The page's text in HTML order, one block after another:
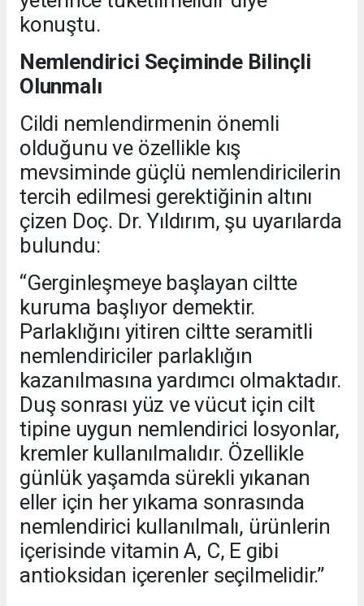
konuştu.
Nemlendirici Seçiminde Bilinçli
Olunmalı
Cildi nemlendirmenin önemli
olduğunu ve özellikle kış
mevsiminde güçlü nemlendiricilerin
tercih edilmesi gerektiğinin altını
çizen Doç. Dr. Yıldırım, şu uyarılarda
bulundu:
“Gerginleşmeye başlayan ciltte
kuruma başlıyor demektir.
Parlaklığını yitiren ciltte seramitli
nemlendiriciler parlaklığın
kazanılmasına yardımcı olmaktadır.
Duş sonrası yüz ve vücut için cilt
tipine uygun nemlendirici losyonlar,
kremler kullanılmalıdır. Özellikle
günlük yaşamda sürekli yıkanan
eller için her yıkama sonrasında
nemlendirici kullanılmalı, ürünlerin
içerisinde vitamin A, C, E gibi
antioksidan içerenler seçilmelidir.”